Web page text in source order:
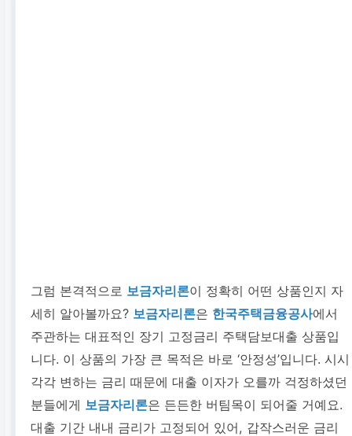
그럼 본격적으로 보금자리론이 정확히 어떤 상품인지 자
세히 알아볼까요? 보금자리론은 한국주택금융공사에서
주관하는 대표적인 장기 고정금리 주택담보대출 상품입
니다. 이 상품의 가장 큰 목적은 바로 ‘안정성’입니다. 시시
각각 변하는 금리 때문에 대출 이자가 오를까 걱정하셨던
분들에게 보금자리론은 든든한 버팀목이 되어줄 거예요.
대출 기간 내내 금리가 고정되어 있어, 갑작스러운 금리